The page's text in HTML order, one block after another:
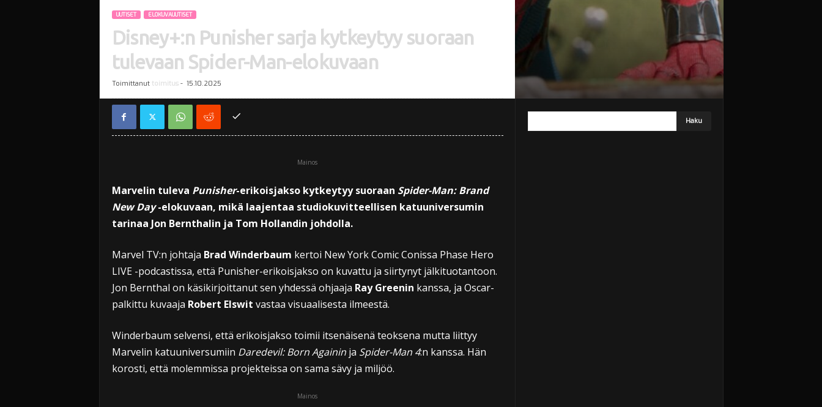
UUTISET ELOKUVAUUTISET
Disney+:n Punisher sarja kytkeytyy suoraan
tulevaan Spider-Man-elokuvaan
Toimittanut toimitus- 15.10.2025
Mainos
Marvelin tuleva Punisher-erikoisjakso kytkeytyy suoraan Spider-Man: Brand
New Day-elokuvaan, mikä laajentaa studiokuvitteellisen katuuniversumin
tarinaa Jon Bernthalin ja Tom Hollandin johdolla.
Marvel TV:n johtaja Brad Winderbaum kertoi New York Comic Conissa Phase Hero
LIVE -podcastissa, että Punisher-erikoisjakso on kuvattu ja siirtynyt jälkituotantoon.
Jon Bernthal on käsikirjoittanut sen yhdessä ohjaaja Ray Greenin kanssa, ja Oscar-
palkittu kuvaaja Robert Elswit vastaa visuaalisesta ilmeestä.
Winderbaum selvensi, että erikoisjakso toimii itsenäisenä teoksena mutta liittyy
Marvelin katuuniversumiin Daredevil: Born Againinja Spider-Man 4:n kanssa. Hän
korosti, että molemmissa projekteissa on sama sävy ja miljöö.
Mainos